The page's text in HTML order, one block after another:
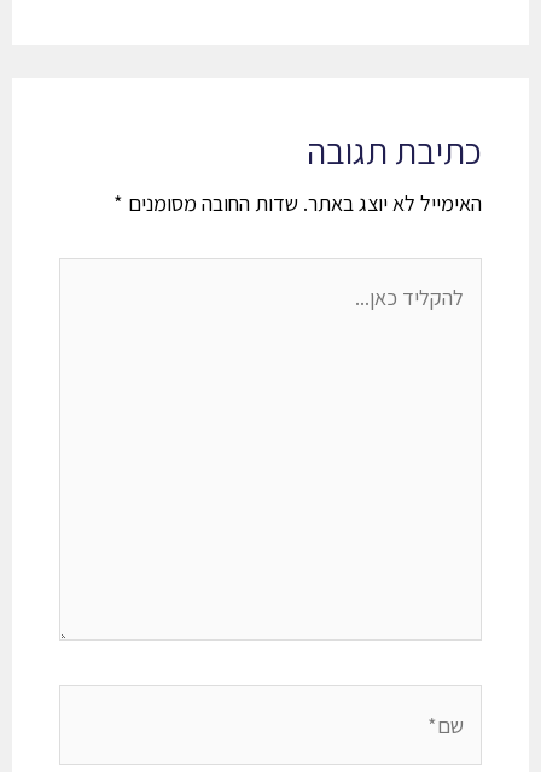
כתיבת תגובה
האימייל לא יוצג באתר.שדות החובה מסומנים*